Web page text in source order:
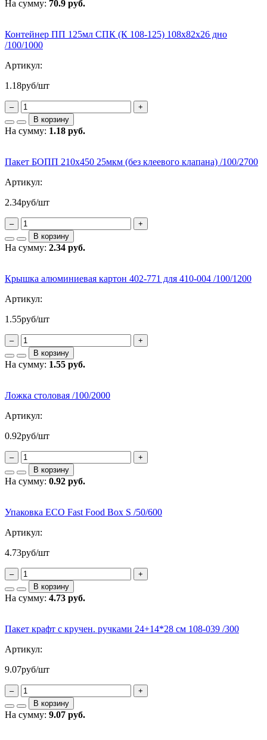
На сумму: 70.9 руб.
Контейнер ПП 125мл СПК (К 108-125) 108х82х26 дно
/100/1000
Артикул:
1.18руб/шт
–
+
В корзину
На сумму: 1.18 руб.
Пакет БОПП 210х450 25мкм (без клеевого клапана) /100/2700
Артикул:
2.34руб/шт
–
+
В корзину
На сумму: 2.34 руб.
Крышка алюминиевая картон 402-771 для 410-004 /100/1200
Артикул:
1.55руб/шт
–
+
В корзину
На сумму: 1.55 руб.
Ложка столовая /100/2000
Артикул:
0.92руб/шт
–
+
В корзину
На сумму: 0.92 руб.
Упаковка ECO Fast Food Box S /50/600
Артикул:
4.73руб/шт
–
+
В корзину
На сумму: 4.73 руб.
Пакет крафт с кручен. ручками 24+14*28 см 108-039 /300
Артикул:
9.07руб/шт
–
+
В корзину
На сумму: 9.07 руб.